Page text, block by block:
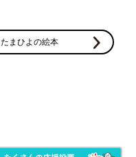
たまひよの絵本